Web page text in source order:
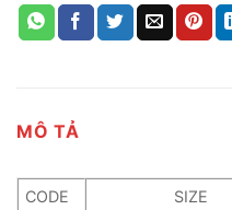
MÔ TẢ
CODE
SIZE